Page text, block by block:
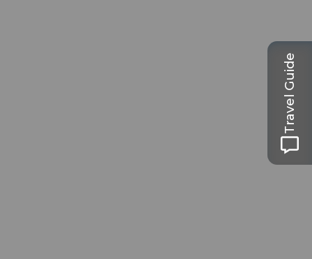
Travel Guide